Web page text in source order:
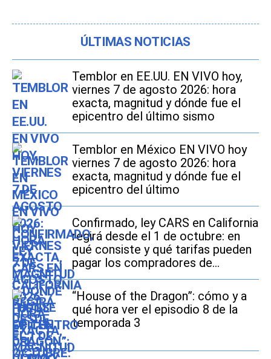
ÚLTIMAS NOTICIAS
Temblor en EE.UU. EN VIVO hoy,
viernes 7 de agosto 2026: hora
exacta, magnitud y dónde fue el
epicentro del último sismo
Temblor en México EN VIVO hoy
viernes 7 de agosto 2026: hora
exacta, magnitud y dónde fue el
epicentro del último
Confirmado, ley CARS en California
regirá desde el 1 de octubre: en
qué consiste y qué tarifas pueden
pagar los compradores de
vehículos usados
“House of the Dragon”: cómo y a
qué hora ver el episodio 8 de la
temporada 3